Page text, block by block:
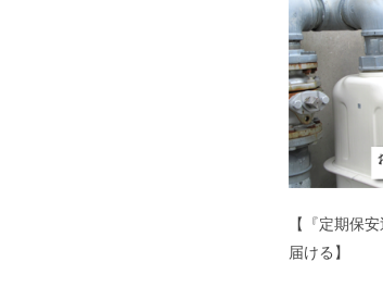
【『定期保
届ける】